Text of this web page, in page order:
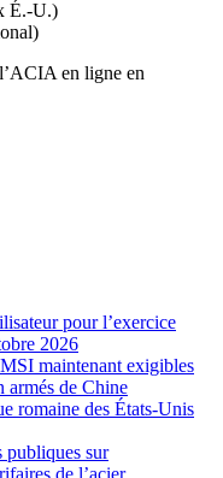
É.-U.)
en ligne en
pour l’exercice
2026
maintenant exigibles
armés de Chine
romaine des États-Unis
publiques sur